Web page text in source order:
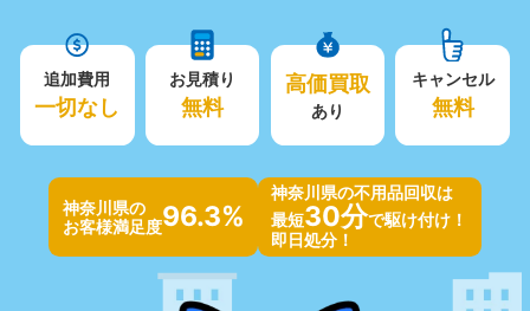
追加費用
一切なし
お見積り
無料
高価買取
あり
キャンセル
無料
神奈川県の
お客様満足度96.3%
神奈川県の不用品回収は
最短30分で駆け付け！
即日処分！